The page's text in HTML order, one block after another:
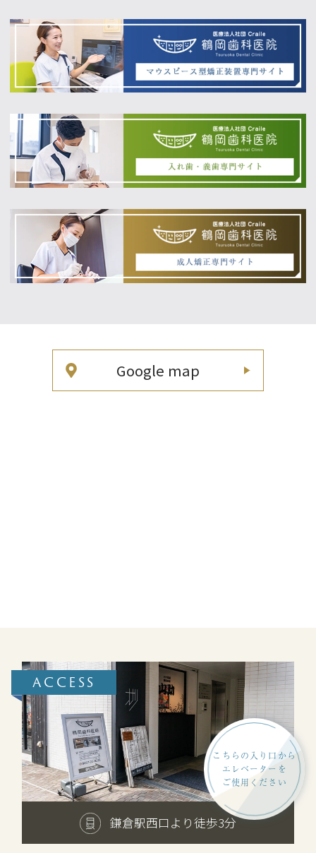
Google map
ACCESS
こちらの入り口から
エレベーターを
ご使用ください
鎌倉駅西口より徒歩3分